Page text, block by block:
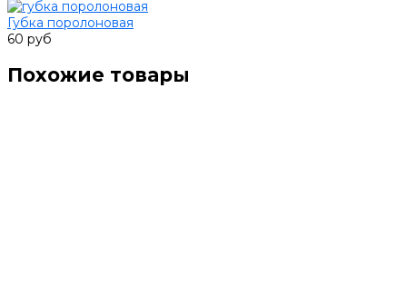
Губка поролоновая
60 руб
Похожие товары